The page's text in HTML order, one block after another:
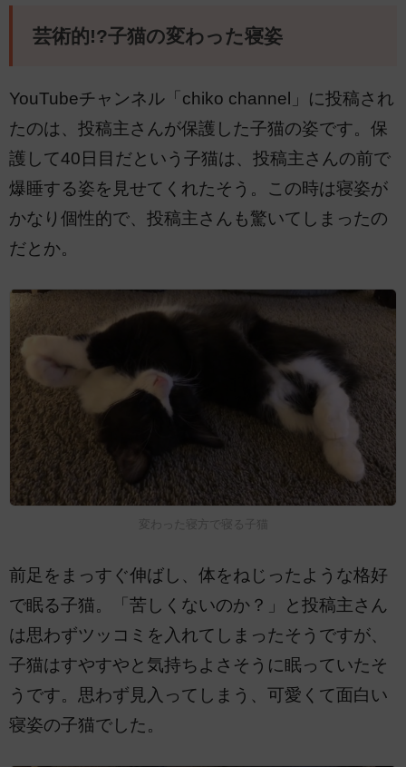
芸術的!?子猫の変わった寝姿
YouTubeチャンネル「chiko channel」に投稿され
たのは、投稿主さんが保護した子猫の姿です。保
護して40日目だという子猫は、投稿主さんの前で
爆睡する姿を見せてくれたそう。この時は寝姿が
かなり個性的で、投稿主さんも驚いてしまったの
だとか。
変わった寝方で寝る子猫
前足をまっすぐ伸ばし、体をねじったような格好
で眠る子猫。「苦しくないのか？」と投稿主さん
は思わずツッコミを入れてしまったそうですが、
子猫はすやすやと気持ちよさそうに眠っていたそ
うです。思わず見入ってしまう、可愛くて面白い
寝姿の子猫でした。